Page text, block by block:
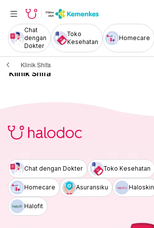
Chat
dengan
Dokter
Toko
Kesehatan
Homecare
Klinik Shifa
Klinik Shifa
Chat dengan Dokter Toko Kesehatan
Homecare Asuransiku Haloskin
Halofit